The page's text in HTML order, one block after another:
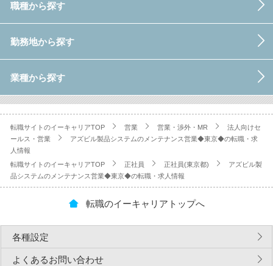
職種から探す
勤務地から探す
業種から探す
転職サイトのイーキャリアTOP 営業 営業・渉外・MR
法人向けセ
ールス・営業
アズビル製品システムのメンテナンス営業◆東京◆の転職・求
人情報
転職サイトのイーキャリアTOP
正社員 正社員(東京都)
アズビル製
品システムのメンテナンス営業◆東京◆の転職・求人情報
転職のイーキャリアトップへ
各種設定
よくあるお問い合わせ